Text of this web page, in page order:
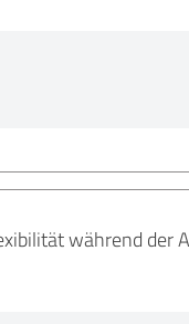
während der